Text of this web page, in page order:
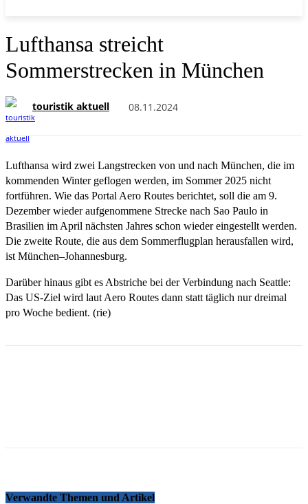
Lufthansa streicht
Sommerstrecken in München
touristik aktuell 08.11.2024
Lufthansa wird zwei Langstrecken von und nach München, die im
kommenden Winter geflogen werden, im Sommer 2025 nicht
fortführen. Wie das Portal Aero Routes berichtet, soll die am 9.
Dezember wieder aufgenommene Strecke nach Sao Paulo in
Brasilien im April nächsten Jahres schon wieder eingestellt werden.
Die zweite Route, die aus dem Sommerflugplan herausfallen wird,
ist München–Johannesburg.
Darüber hinaus gibt es Abstriche bei der Verbindung nach Seattle:
Das US-Ziel wird laut Aero Routes dann statt täglich nur dreimal
pro Woche bedient. (rie)
Verwandte Themen und Artikel